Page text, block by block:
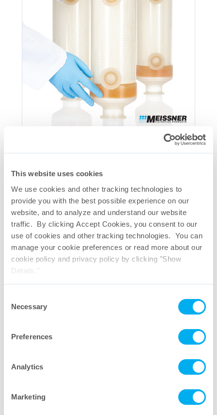
This website uses cookies
We use cookies and other tracking technologies to
provide you with the best possible experience on our
website, and to analyze and understand our website
traffic. By clicking Accept Cookies, you consent to our
use of cookies and other tracking technologies. You can
manage your cookie preferences or read more about our
cookie policy and privacy policy by clicking "Show
Details."
Selection
Necessary
Preferences
Analytics
Marketing
Download PDF